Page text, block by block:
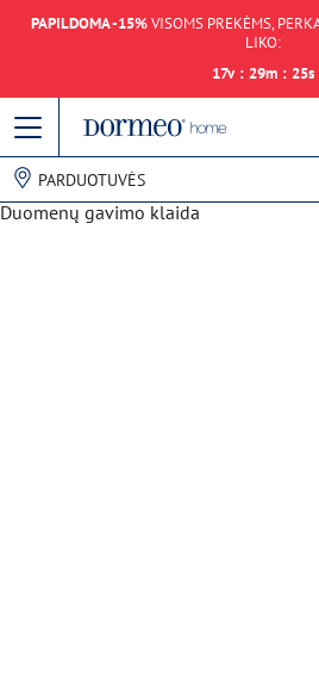
PAPILDOMA -15%VISOMS PREKĖMS,
LIKO:
17v : 29m : 25s
PARDUOTUVĖS
Duomenų gavimo klaida